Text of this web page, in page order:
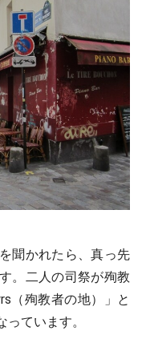
聞かれたら、真っ先
。二人の司祭が殉教
（殉教者の地）」と
ています。